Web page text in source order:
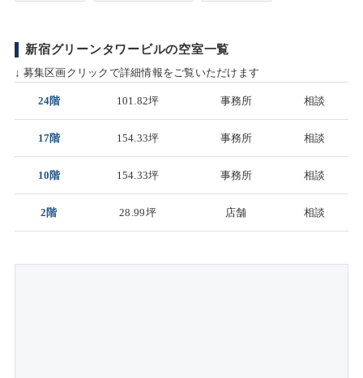
新宿グリーンタワービルの空室一覧
↓ 募集区画クリックで詳細情報をご覧いただけます
24階 101.82坪 事務所 相談
17階 154.33坪 事務所 相談
10階 154.33坪 事務所 相談
2階 28.99坪 店舗 相談